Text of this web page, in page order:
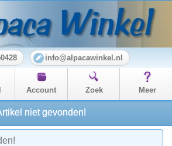
info@alpacawinkel.nl
Account Zoek Meer
niet gevonden!